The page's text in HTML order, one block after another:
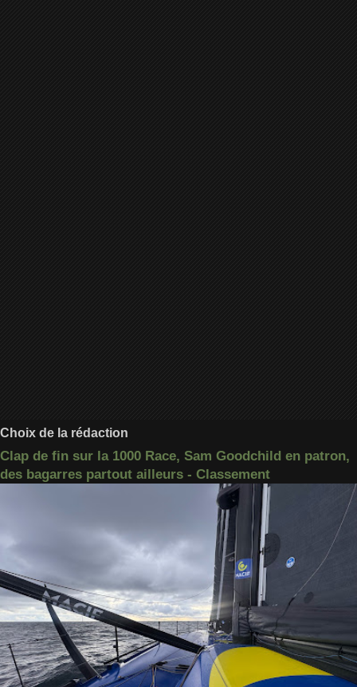
Choix de la rédaction
Clap de fin sur la 1000 Race, Sam Goodchild en patron,
des bagarres partout ailleurs - Classement